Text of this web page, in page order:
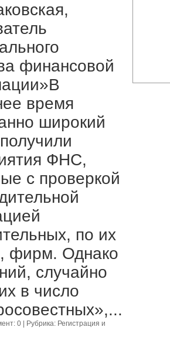
финансовой
время
широкий
ФНС,
с проверкой
по их
фирм. Однако
случайно
в число
0 | Рубрика: Регистрация и